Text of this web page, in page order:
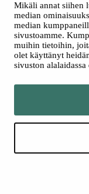
Mikäli annat siihen
median
median
sivustoamme.
muihin tietoihin,
olet käyttänyt
sivuston alalaidassa
Kaikki
Jatkuva haku
Yhteishaku